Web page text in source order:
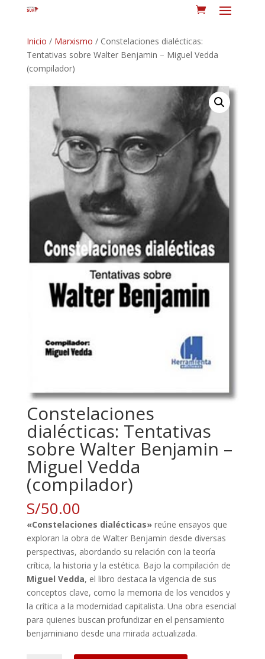
Inicio / Marxismo / Constelaciones dialécticas:
Tentativas sobre Walter Benjamin – Miguel Vedda
(compilador)
Constelaciones
dialécticas: Tentativas
sobre Walter Benjamin –
Miguel Vedda
(compilador)
S/50.00
«Constelaciones dialécticas»reúne ensayos que
exploran la obra de Walter Benjamin desde diversas
perspectivas, abordando su relación con la teoría
crítica, la historia y la estética. Bajo la compilación de
Miguel Vedda, el libro destaca la vigencia de sus
conceptos clave, como la memoria de los vencidos y
la crítica a la modernidad capitalista. Una obra esencial
para quienes buscan profundizar en el pensamiento
benjaminiano desde una mirada actualizada.